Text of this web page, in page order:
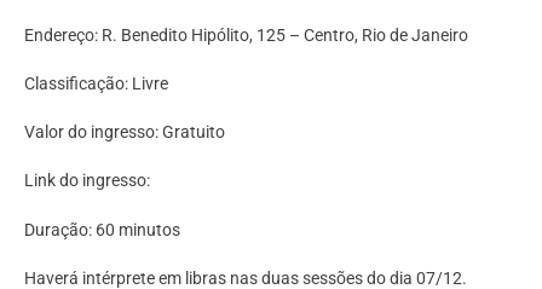
Endereço: R. Benedito Hipólito, 125 – Centro, Rio de Janeiro
Classificação: Livre
Valor do ingresso: Gratuito
Link do ingresso:
Duração: 60 minutos
Haverá intérprete em libras nas duas sessões do dia 07/12.